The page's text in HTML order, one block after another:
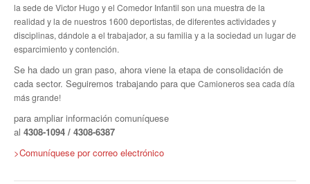
Impresión boletas
Ultima Escala Salarial
Pago de aportes por CBU
Otros
Libre deuda y conflicto
Contacto por ramas
la sede de Victor Hugo y el Comedor Infantil son una muestra de la
realidad y la de nuestros 1600 deportistas, de diferentes actividades y
disciplinas, dándole a el trabajador, a su familia y a la sociedad un lugar de
esparcimiento y contención.
Se ha dado un gran paso, ahora viene la etapa de consolidación de
cada sector. Seguiremos trabajando para que Camioneros sea cada día
más grande!
para ampliar información comuníquese
al 4308-1094 / 4308-6387
>Comuníquese por correo electrónico